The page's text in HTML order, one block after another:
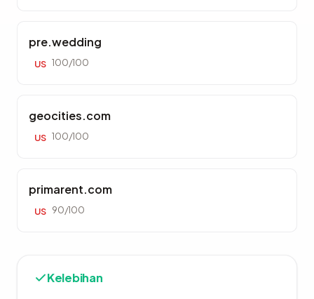
pre.wedding
US 100/100
geocities.com
US 100/100
primarent.com
US 90/100
Kelebihan